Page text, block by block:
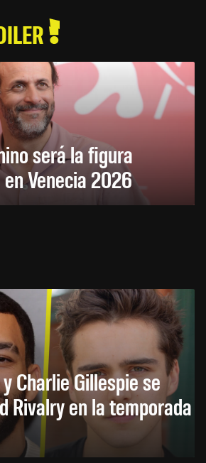
será la figura
Venecia 2026
Charlie Gillespie se
Rivalry en la temporada